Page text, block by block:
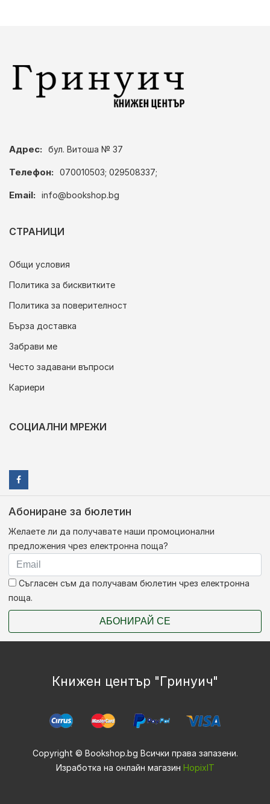
Адрес: бул. Витоша № 37
Телефон: 070010503; 029508337;
Email: info@bookshop.bg
СТРАНИЦИ
Общи условия
Политика за бисквитките
Политика за поверителност
Бърза доставка
Забрави ме
Често задавани въпроси
Кариери
СОЦИАЛНИ МРЕЖИ
Абониране за бюлетин
Желаете ли да получавате наши промоционални
предложения чрез електронна поща?
Съгласен съм да получавам бюлетин чрез електронна
поща.
АБОНИРАЙ СЕ
Книжен център "Гринуич"
Copyright © Bookshop.bg Всички права запазени.
Изработка на онлайн магазин HopixIT